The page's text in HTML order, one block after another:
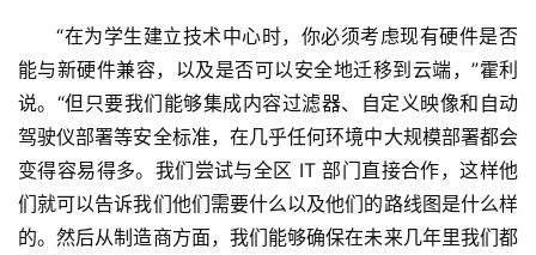
“在为学生建立技术中心时，你必须考虑现有硬件是否
能与新硬件兼容，以及是否可以安全地迁移到云端，”霍利
说。“但只要我们能够集成内容过滤器、自定义映像和自动
驾驶仪部署等安全标准，在几乎任何环境中大规模部署都会
变得容易得多。我们尝试与全区 IT 部门直接合作，这样他
们就可以告诉我们他们需要什么以及他们的路线图是什么样
的。然后从制造商方面，我们能够确保在未来几年里我们都